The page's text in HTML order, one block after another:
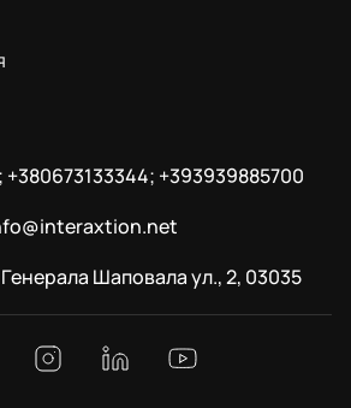
+380673133344; +393939885700
Шаповала ул., 2, 03035